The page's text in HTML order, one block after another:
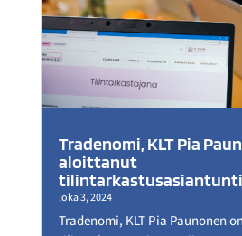
Tradenomi, KLT Pia
aloittanut
loka 3, 2024
Tradenomi, KLT Pia Paunonen